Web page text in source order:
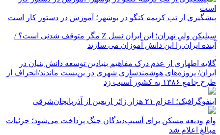
پیشگیری از تب کریمه کنگو در بوشهر؛ آموزش در دستور کار است
سیلیکن ولیِ تهران؛ این ایران نسل Z مگر متوقف شدنی است؟ /
آینده ایران را این دانش آموزان می سازند
گلایه اطهاری از عدم درک مفاهیم بنیادین توسعه دانش بنیان در
ایران/ پروژه‌های هوشمندسازی شهری در بن‌بست ماندند/انحراف از
طرح جامع ۱۳۸۶ به کشور آسیب زد
اینفوگرافیک؛ اعزام ۲۱ هزار زائر اربعین از آذربایجان‌شرقی
وام ودیعه مسکن برای آسیب‌دیدگان جنگ پرداخت می‌شود؛ جزئیات
مبالغ اعلام شد